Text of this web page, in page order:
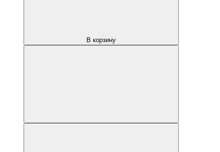
В корзину